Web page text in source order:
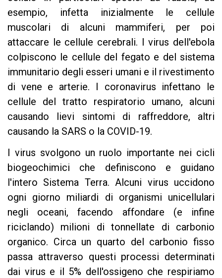
esempio, infetta inizialmente le cellule
muscolari di alcuni mammiferi, per poi
attaccare le cellule cerebrali. I virus dell'ebola
colpiscono le cellule del fegato e del sistema
immunitario degli esseri umani e il rivestimento
di vene e arterie. I coronavirus infettano le
cellule del tratto respiratorio umano, alcuni
causando lievi sintomi di raffreddore, altri
causando la SARS o la COVID-19.
I virus svolgono un ruolo importante nei cicli
biogeochimici che definiscono e guidano
l'intero Sistema Terra. Alcuni virus uccidono
ogni giorno miliardi di organismi unicellulari
negli oceani, facendo affondare (e infine
riciclando) milioni di tonnellate di carbonio
organico. Circa un quarto del carbonio fisso
passa attraverso questi processi determinati
dai virus e il 5% dell'ossigeno che respiriamo